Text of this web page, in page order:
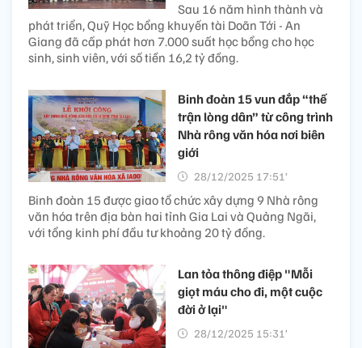
Sau 16 năm hình thành và
phát triển, Quỹ Học bổng khuyến tài Doãn Tới - An
Giang đã cấp phát hơn 7.000 suất học bổng cho học
sinh, sinh viên, với số tiền 16,2 tỷ đồng.
Binh đoàn 15 vun đắp “thế
trận lòng dân” từ công trình
Nhà rông văn hóa nơi biên
giới
28/12/2025 17:51’
Binh đoàn 15 được giao tổ chức xây dựng 9 Nhà rông
văn hóa trên địa bàn hai tỉnh Gia Lai và Quảng Ngãi,
với tổng kinh phí đầu tư khoảng 20 tỷ đồng.
Lan tỏa thông điệp "Mỗi
giọt máu cho đi, một cuộc
đời ở lại"
28/12/2025 15:31’